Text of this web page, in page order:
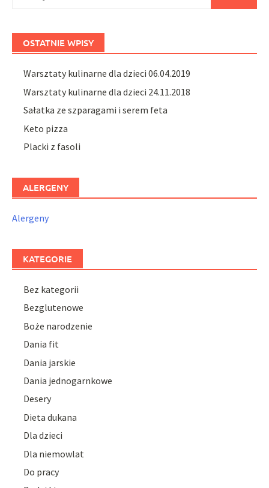
OSTATNIE WPISY
Warsztaty kulinarne dla dzieci 06.04.2019
Warsztaty kulinarne dla dzieci 24.11.2018
Sałatka ze szparagami i serem feta
Keto pizza
Placki z fasoli
ALERGENY
Alergeny
KATEGORIE
Bez kategorii
Bezglutenowe
Boże narodzenie
Dania fit
Dania jarskie
Dania jednogarnkowe
Desery
Dieta dukana
Dla dzieci
Dla niemowlat
Do pracy